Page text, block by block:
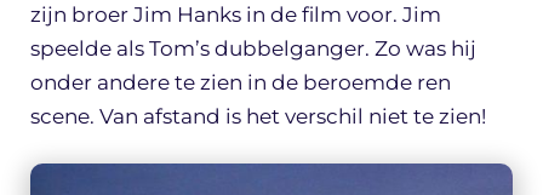
zijn broer Jim Hanks in de film voor. Jim
speelde als Tom’s dubbelganger. Zo was hij
onder andere te zien in de beroemde ren
scene. Van afstand is het verschil niet te zien!